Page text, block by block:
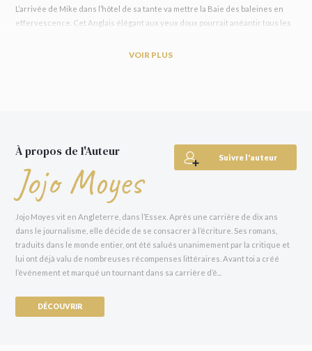
L’arrivée de Mike dans l’hôtel de sa tante va mettre la Baie des baleines en
effervescence. Cet Anglais élégant aux yeux doux pourrait anéantir tous les
qui peuplent la baie - et venir à bout de ses dernières défenses. Liza jure
« Un livre merveilleux, d’un romantisme parfaitement assumé. »Elle
« Une magnifique histoire d’amour. » Marie Claire
VOIR PLUS
Suivre l'auteur
À propos de l'Auteur
Jojo Moyes
Jojo Moyes vit en Angleterre, dans l’Essex. Après une carrière de dix ans
dans le journalisme, elle décide de se consacrer à l’écriture. Ses romans,
traduits dans le monde entier, ont été salués unanimement par la critique et
lui ont déjà valu de nombreuses récompenses littéraires. Avant toi a créé
l’événement et marqué un tournant dans sa carrière d’é...
DÉCOUVRIR